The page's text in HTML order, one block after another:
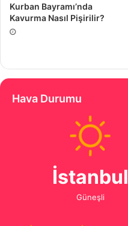
Kurban Bayramı’nda
Kavurma Nasıl Pişirilir?
Hava Durumu
İstanbul
Güneşli